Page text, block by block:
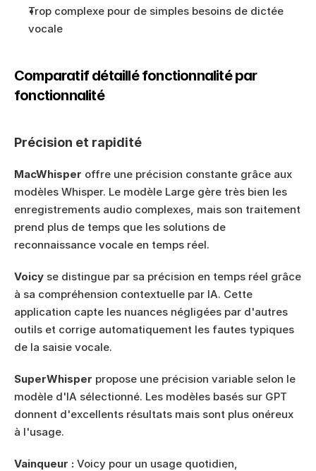
Trop complexe pour de simples besoins de dictée
vocale
Comparatif détaillé fonctionnalité par
fonctionnalité
Précision et rapidité
MacWhisper offre une précision constante grâce aux
modèles Whisper. Le modèle Large gère très bien les
enregistrements audio complexes, mais son traitement
prend plus de temps que les solutions de
reconnaissance vocale en temps réel.
Voicy se distingue par sa précision en temps réel grâce
à sa compréhension contextuelle par IA. Cette
application capte les nuances négligées par d'autres
outils et corrige automatiquement les fautes typiques
de la saisie vocale.
SuperWhisper propose une précision variable selon le
modèle d'IA sélectionné. Les modèles basés sur GPT
donnent d'excellents résultats mais sont plus onéreux
à l'usage.
Vainqueur : Voicy pour un usage quotidien,